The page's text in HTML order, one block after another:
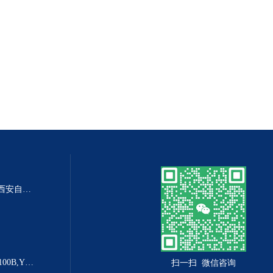
DP-100DP-100精密数字差压表,西安自动化仪表一厂 数字压力表
YX-160B防爆电接点压力表YX-100B,YX-160B 扫一扫 微信咨询